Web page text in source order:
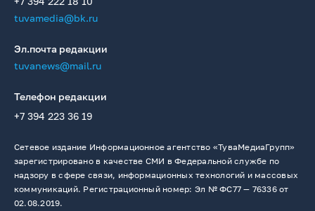
tuvamedia@bk.ru
Эл.почта редакции
tuvanews@mail.ru
Телефон редакции
+7 394 223 36 19
Сетевое издание Информационное агентство «ТуваМедиаГрупп»
зарегистрировано в качестве СМИ в Федеральной службе по
надзору в сфере связи, информационных технологий и массовых
коммуникаций. Регистрационный номер: Эл № ФС77 — 76336 от
02.08.2019.